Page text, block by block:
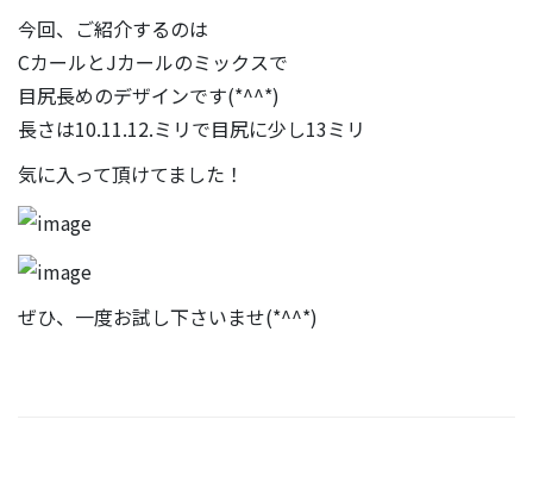
今回、ご紹介するのは
CカールとJカールのミックスで
目尻長めのデザインです(*^^*)
長さは10.11.12.ミリで目尻に少し13ミリ
気に入って頂けてました！
ぜひ、一度お試し下さいませ(*^^*)